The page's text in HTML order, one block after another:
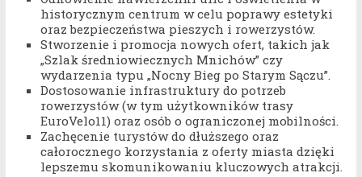
historycznym centrum w celu poprawy estetyki
oraz bezpieczeństwa pieszych i rowerzystów.
Stworzenie i promocja nowych ofert, takich jak
„Szlak średniowiecznych Mnichów” czy
wydarzenia typu „Nocny Bieg po Starym Sączu”.
Dostosowanie infrastruktury do potrzeb
rowerzystów (w tym użytkowników trasy
EuroVelo11) oraz osób o ograniczonej mobilności.
Zachęcenie turystów do dłuższego oraz
całorocznego korzystania z oferty miasta dzięki
lepszemu skomunikowaniu kluczowych atrakcji.